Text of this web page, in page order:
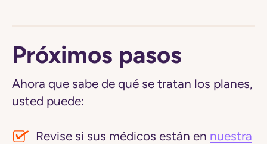
Próximos pasos
Ahora que sabe de qué se tratan los planes,
usted puede:
Revise si sus médicos están en nuestra